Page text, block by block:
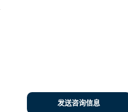
发送咨询信息